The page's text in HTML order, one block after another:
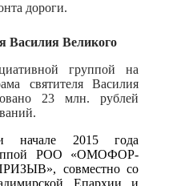
дороги.
Василия Великого
группой на
святителя Василия
23 млн. рублей
2015 года
РОО «ОМОФОР-
совместно со
Епархии и